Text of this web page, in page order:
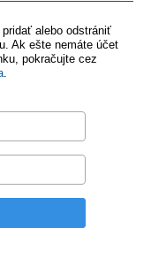
alebo odstrániť
Ak ešte nemáte účet
pokračujte cez
.